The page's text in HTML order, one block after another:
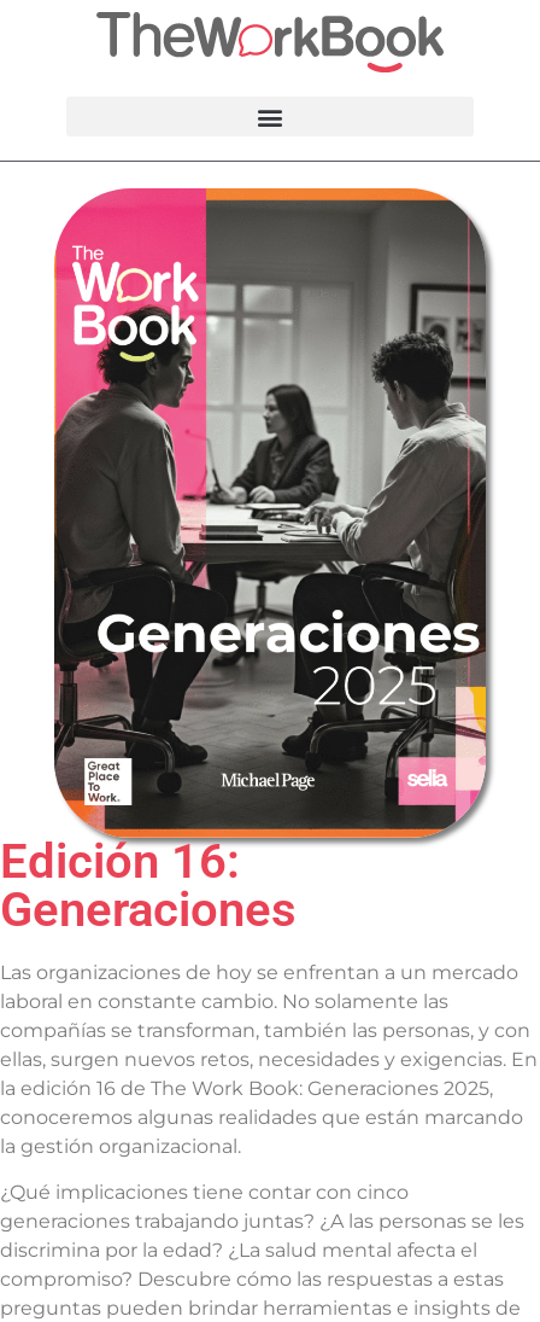
Edición 16:
Generaciones
Las organizaciones de hoy se enfrentan a un mercado
laboral en constante cambio. No solamente las
compañías se transforman, también las personas, y con
ellas, surgen nuevos retos, necesidades y exigencias. En
la edición 16 de The Work Book: Generaciones 2025,
conoceremos algunas realidades que están marcando
la gestión organizacional.
¿Qué implicaciones tiene contar con cinco
generaciones trabajando juntas? ¿A las personas se les
discrimina por la edad? ¿La salud mental afecta el
compromiso? Descubre cómo las respuestas a estas
preguntas pueden brindar herramientas e insights de